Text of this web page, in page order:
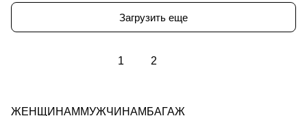
Загрузить еще
1 2
ЖЕНЩИНАМ МУЖЧИНАМ БАГАЖ